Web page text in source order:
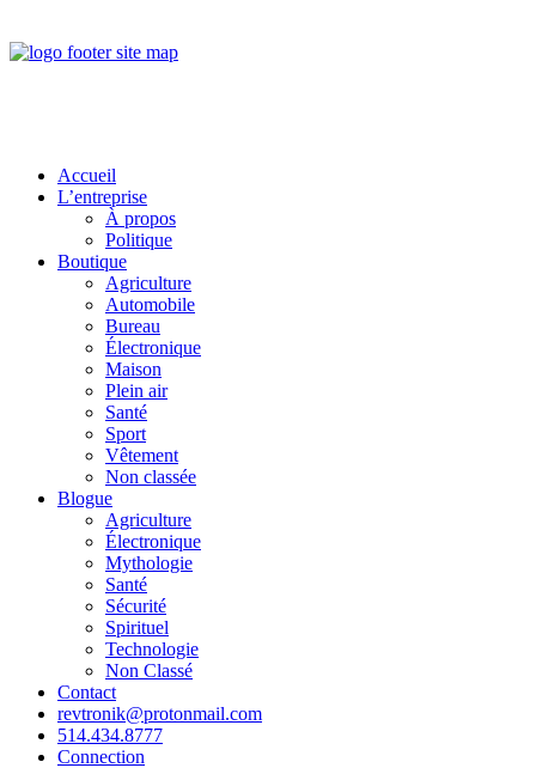
Accueil
L’entreprise
À propos
Politique
Boutique
Agriculture
Automobile
Bureau
Électronique
Maison
Plein air
Santé
Sport
Vêtement
Non classée
Blogue
Agriculture
Électronique
Mythologie
Santé
Sécurité
Spirituel
Technologie
Non Classé
Contact
revtronik@protonmail.com
514.434.8777
Connection